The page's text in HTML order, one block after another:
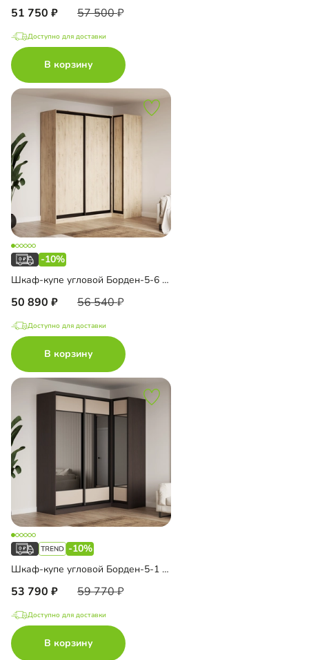
51 750 57 500
Доступно для доставки
В корзину
-10%
Шкаф-купе угловой Борден-5-6 1000
50 890 56 540
Доступно для доставки
В корзину
-10%
Шкаф-купе угловой Борден-5-1 1100
53 790 59 770
Доступно для доставки
В корзину